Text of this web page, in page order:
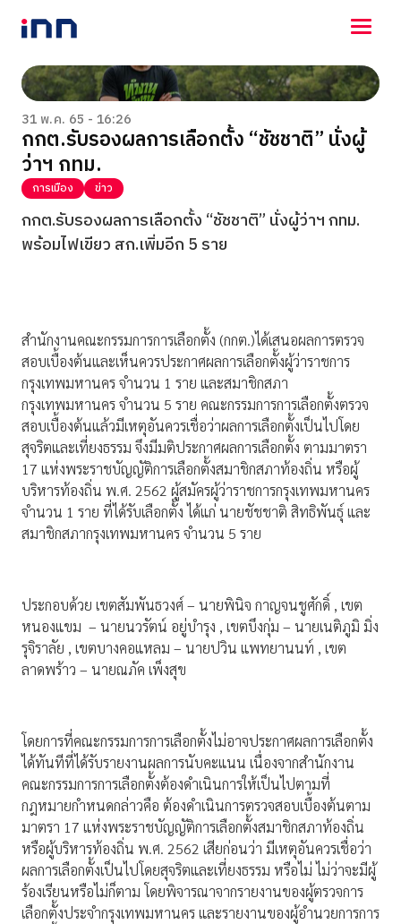
NEWS
ENTERTAINMENT
LIFESTYLE
HOROSCOPE
LOTTERY
VIDEO
ร่วมด้วยช่วยกัน
31 พ.ค. 65 - 16:26
กกต.รับรองผลการเลือกตั้ง “ชัชชาติ” นั่งผู้
ว่าฯ กทม.
การเมือง ข่าว
กกต.รับรองผลการเลือกตั้ง “ชัชชาติ” นั่งผู้ว่าฯ กทม.
พร้อมไฟเขียว สก.เพิ่มอีก 5 ราย
สำนักงานคณะกรรมการการเลือกตั้ง (กกต.)ได้เสนอผลการตรวจ
สอบเบื้องต้นและเห็นควรประกาศผลการเลือกตั้งผู้ว่าราชการ
กรุงเทพมหานคร จำนวน 1 ราย และสมาชิกสภา
กรุงเทพมหานคร จำนวน 5 ราย คณะกรรมการการเลือกตั้งตรวจ
สอบเบื้องต้นแล้วมีเหตุอันควรเชื่อว่าผลการเลือกตั้งเป็นไปโดย
สุจริตและเที่ยงธรรม จึงมีมติประกาศผลการเลือกตั้ง ตามมาตรา
17 แห่งพระราชบัญญัติการเลือกตั้งสมาชิกสภาท้องถิ่น หรือผู้
บริหารท้องถิ่น พ.ศ. 2562 ผู้สมัครผู้ว่าราชการกรุงเทพมหานคร
จำนวน 1 ราย ที่ได้รับเลือกตั้ง ได้แก่ นายชัชชาติ สิทธิพันธุ์ และ
สมาชิกสภากรุงเทพมหานคร จำนวน 5 ราย
ประกอบด้วย เขตสัมพันธวงศ์ – นายพินิจ กาญจนชูศักดิ์ , เขต
หนองแขม – นายนวรัตน์ อยู่บำรุง , เขตบึงกุ่ม – นายเนติภูมิ มิ่ง
รุจิราลัย , เขตบางคอแหลม – นายปวิน แพทยานนท์ , เขต
ลาดพร้าว – นายณภัค เพ็งสุข
โดยการที่คณะกรรมการการเลือกตั้งไม่อาจประกาศผลการเลือกตั้ง
ได้ทันทีที่ได้รับรายงานผลการนับคะแนน เนื่องจากสำนักงาน
คณะกรรมการการเลือกตั้งต้องดำเนินการให้เป็นไปตามที่
กฎหมายกำหนดกล่าวคือ ต้องดำเนินการตรวจสอบเบื้องต้นตาม
มาตรา 17 แห่งพระราชบัญญัติการเลือกตั้งสมาชิกสภาท้องถิ่น
หรือผู้บริหารท้องถิ่น พ.ศ. 2562 เสียก่อนว่า มีเหตุอันควรเชื่อว่า
ผลการเลือกตั้งเป็นไปโดยสุจริตและเที่ยงธรรม หรือไม่ ไม่ว่าจะมีผู้
ร้องเรียนหรือไม่ก็ตาม โดยพิจารณาจากรายงานของผู้ตรวจการ
เลือกตั้งประจำกรุงเทพมหานคร และรายงานของผู้อำนวยการการ